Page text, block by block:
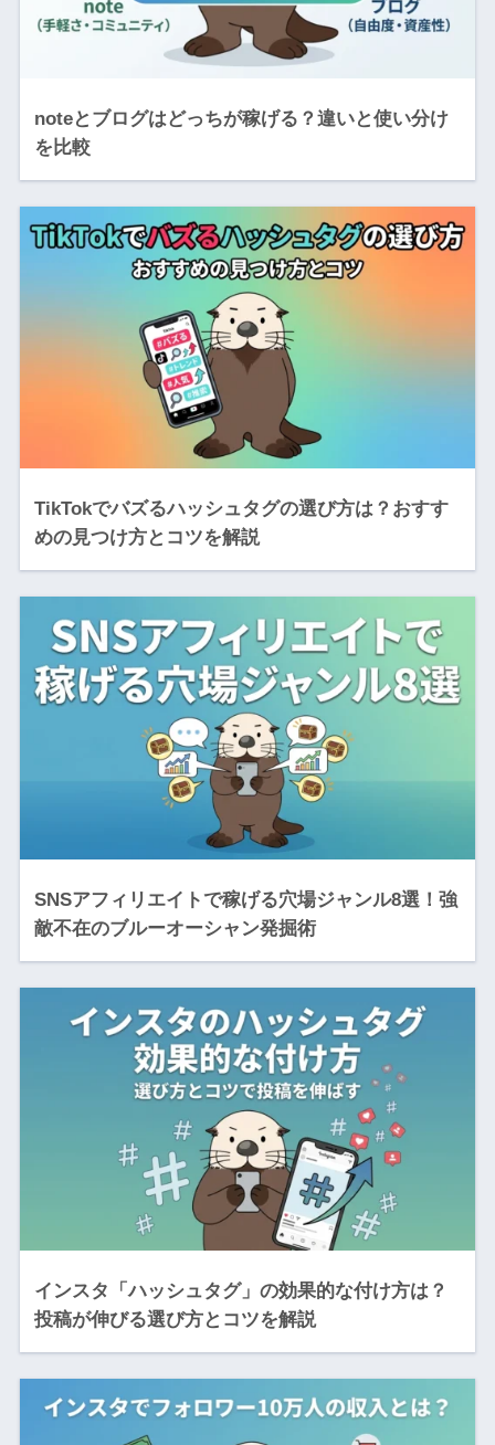
noteとブログはどっちが稼げる？違いと使い分け
を比較
TikTokでバズるハッシュタグの選び方は？おすす
めの見つけ方とコツを解説
SNSアフィリエイトで稼げる穴場ジャンル8選！強
敵不在のブルーオーシャン発掘術
インスタ「ハッシュタグ」の効果的な付け方は？
投稿が伸びる選び方とコツを解説